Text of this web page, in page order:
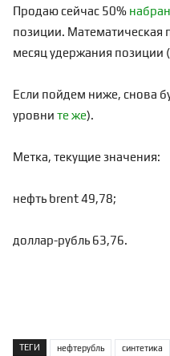
Продаю сейчас 50%
позиции. Математическая
месяц удержания позиции
Если пойдем ниже, снова
уровни те же).
Метка, текущие значения:
нефть brent 49,78;
доллар-рубль 63,76.
ТЕГИ нефтерубль синтетика